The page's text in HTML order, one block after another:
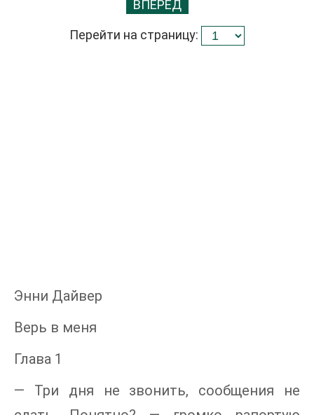
ВПЕРЕД
Перейти на страницу:
Энни Дайвер
Верь в меня
Глава 1
— Три дня не звонить, сообщения не